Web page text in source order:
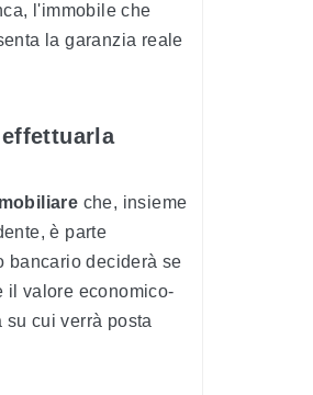
l'immobile che
la garanzia reale
che, insieme
è parte
bancario deciderà se
il valore economico-
cui verrà posta